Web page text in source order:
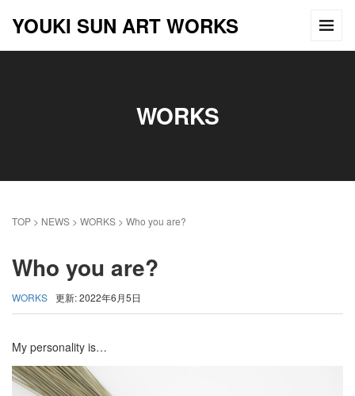
YOUKI SUN ART WORKS
WORKS
TOP > NEWS > WORKS > Who you are?
Who you are?
WORKS 更新: 2022年6月5日
My personality is…